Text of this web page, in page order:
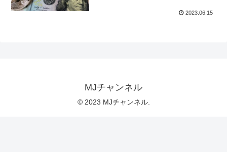
2023.06.15
MJチャンネル
© 2023 MJチャンネル.